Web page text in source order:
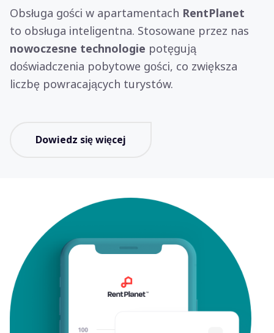
Obsługa gości w apartamentach RentPlanet
to obsługa inteligentna. Stosowane przez nas
nowoczesne technologie potęgują
doświadczenia pobytowe gości, co zwiększa
liczbę powracających turystów.
Dowiedz się więcej